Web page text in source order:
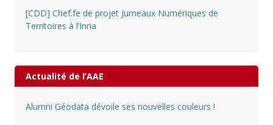
[CDD] Chef.fe de projet Jumeaux Numériques de
Territoires à l’Inria
Actualité de l’AAE
Alumni Géodata dévoile ses nouvelles couleurs !